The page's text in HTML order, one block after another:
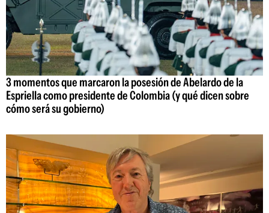
3 momentos que marcaron la posesión de Abelardo de la
Espriella como presidente de Colombia (y qué dicen sobre
cómo será su gobierno)